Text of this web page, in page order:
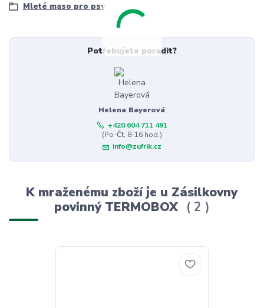
Mleté maso pro psy
Potřebujete poradit?
Helena Bayerová
+420 604 711 491
(Po-Čt, 8-16 hod.)
info@zufrik.cz
K mraženému zboží je u Zásilkovny
povinný TERMOBOX
2